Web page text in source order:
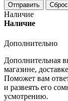
Отправить
Наличие
Наличие
Дополнительно
Дополнительная
магазине,
Поможет вам
и развеять его
усмотрению.